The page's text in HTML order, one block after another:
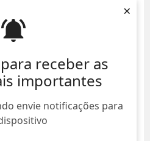
receber as
importantes
envie notificações para
×